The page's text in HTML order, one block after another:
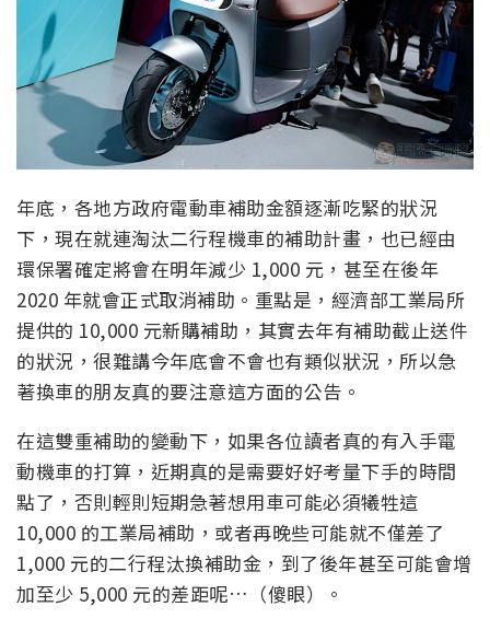
年底，各地方政府電動車補助金額逐漸吃緊的狀況
下，現在就連淘汰二行程機車的補助計畫，也已經由
環保署確定將會在明年減少 1,000 元，甚至在後年
2020 年就會正式取消補助。重點是，經濟部工業局所
提供的 10,000 元新購補助，其實去年有補助截止送件
的狀況，很難講今年底會不會也有類似狀況，所以急
著換車的朋友真的要注意這方面的公告。
在這雙重補助的變動下，如果各位讀者真的有入手電
動機車的打算，近期真的是需要好好考量下手的時間
點了，否則輕則短期急著想用車可能必須犧牲這
10,000 的工業局補助，或者再晚些可能就不僅差了
1,000 元的二行程汰換補助金，到了後年甚至可能會增
加至少 5,000 元的差距呢…（傻眼）。